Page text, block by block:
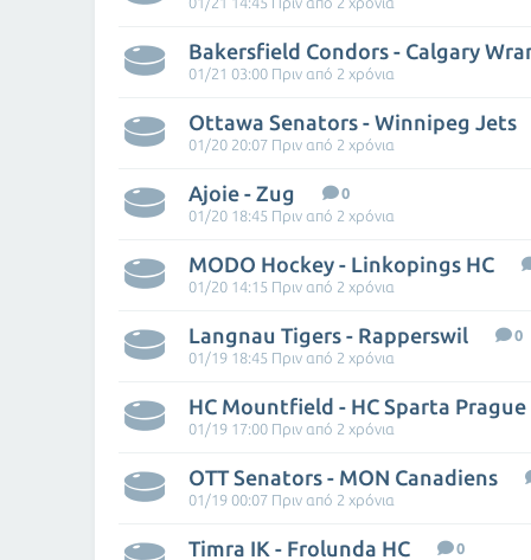
Bakersfield Condors - Calgary
01/21 03:00 Πριν από 2 χρόνια
Ottawa Senators - Winnipeg Jets
01/20 20:07 Πριν από 2 χρόνια
Ajoie - Zug
0
01/20 18:45 Πριν από 2 χρόνια
MODO Hockey - Linkopings HC
01/20 14:15 Πριν από 2 χρόνια
Langnau Tigers - Rapperswil
0
01/19 18:45 Πριν από 2 χρόνια
HC Mountfield - HC Sparta Prague
01/19 17:00 Πριν από 2 χρόνια
OTT Senators - MON Canadiens
01/19 00:07 Πριν από 2 χρόνια
Timra IK - Frolunda HC
0